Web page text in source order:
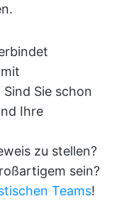
Sie schon
Ihre
zu stellen?
sein?
Teams!